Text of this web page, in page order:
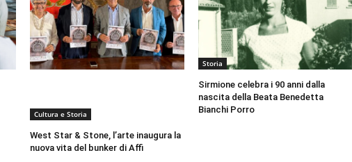
Cultura e Storia
West Star & Stone, l’arte inaugura la
nuova vita del bunker di Affi
Storia
Sirmione celebra i 90 anni dalla
nascita della Beata Benedetta
Bianchi Porro